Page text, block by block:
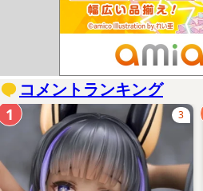
コメントランキング
3
1